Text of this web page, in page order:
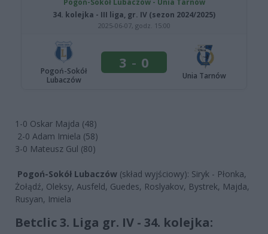
1-0 Oskar Majda (48)
2-0 Adam Imiela (58)
3-0 Mateusz Gul (80)
Pogoń-Sokół Lubaczów (skład wyjściowy): Siryk - Płonka,
Żołądź, Oleksy, Ausfeld, Guedes, Roslyakov, Bystrek, Majda,
Rusyan, Imiela
Betclic 3. Liga gr. IV - 34. kolejka: